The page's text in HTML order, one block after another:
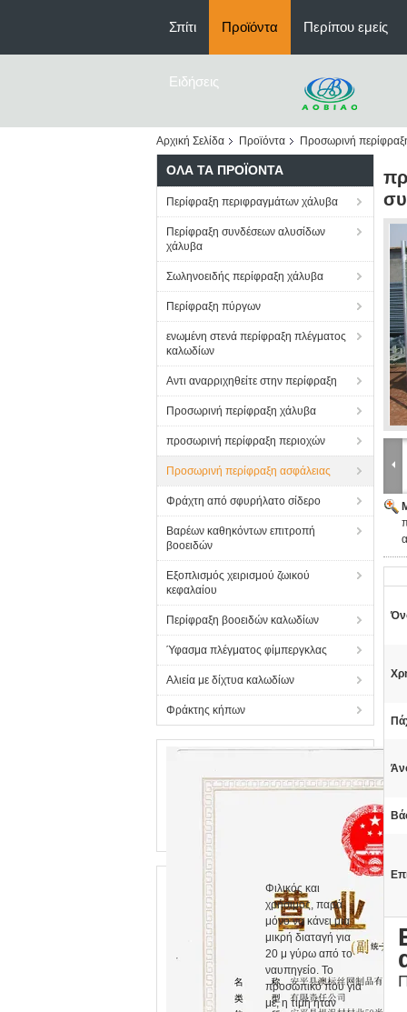
Σπίτι Προϊόντα Περίπου εμείς
Ειδήσεις
Αρχική Σελίδα Προϊόντα Προσωρινή
ΌΛΑ ΤΑ ΠΡΟΪΌΝΤΑ
Περίφραξη περιφραγμάτων χάλυβα
Περίφραξη συνδέσεων αλυσίδων
χάλυβα
Σωληνοειδής περίφραξη χάλυβα
Περίφραξη πύργων
ενωμένη στενά περίφραξη πλέγματος
καλωδίων
Αντι αναρριχηθείτε στην περίφραξη
Προσωρινή περίφραξη χάλυβα
προσωρινή περίφραξη περιοχών
Προσωρινή περίφραξη ασφάλειας
Φράχτη από σφυρήλατο σίδερο
Βαρέων καθηκόντων επιτροπή
βοοειδών
Εξοπλισμός χειρισμού ζωικού
κεφαλαίου
Περίφραξη βοοειδών καλωδίων
Ύφασμα πλέγματος φίμπεργκλας
Αλιεία με δίχτυα καλωδίων
Φράκτης κήπων
Φιλικός και
χρήσιμος, παρά
μόνο να κάνει μια
μικρή διαταγή για
20 μ γύρω από το
ναυπηγείο. Το
προσωπικό που για
με, η τιμή ήταν